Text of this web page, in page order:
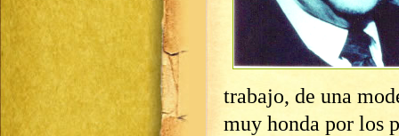
trabajo, de una
muy honda por los